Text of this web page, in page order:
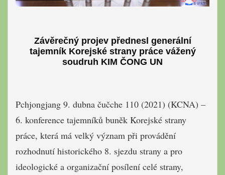
Závěrečný projev přednesl generální
tajemník Korejské strany práce vážený
soudruh KIM ČONG UN
Pchjongjang 9. dubna čučche 110 (2021) (KCNA) –
6. konference tajemníků buněk Korejské strany
práce, která má velký význam při provádění
rozhodnutí historického 8. sjezdu strany a pro
ideologické a organizační posílení celé strany,